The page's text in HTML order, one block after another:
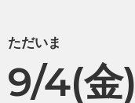
ただいま
9/4(金)